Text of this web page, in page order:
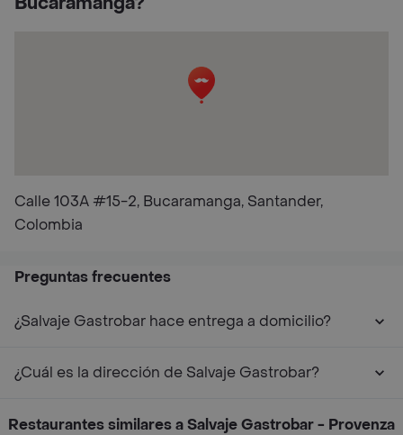
Calle 103A #15-2, Bucaramanga, Santander,
Colombia
Preguntas frecuentes
¿Salvaje Gastrobar hace entrega a domicilio?
¿Cuál es la dirección de Salvaje Gastrobar?
Restaurantes similares a Salvaje Gastrobar - Provenza